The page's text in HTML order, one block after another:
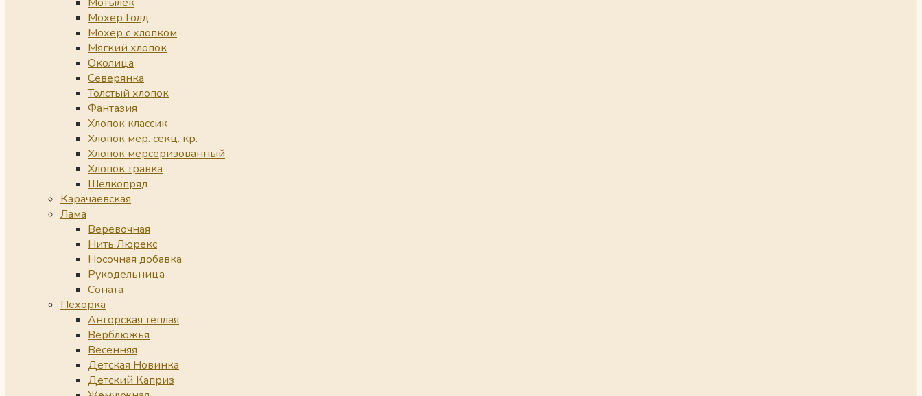
Мохер Голд
Мохер с хлопком
Мягкий хлопок
Околица
Северянка
Толстый хлопок
Фантазия
Хлопок классик
Хлопок мер. секц. кр.
Хлопок мерсеризованный
Хлопок травка
Шелкопряд
Карачаевская
Лама
Веревочная
Нить Люрекс
Носочная добавка
Рукодельница
Соната
Пехорка
Ангорская теплая
Верблюжья
Весенняя
Детская Новинка
Детский Каприз